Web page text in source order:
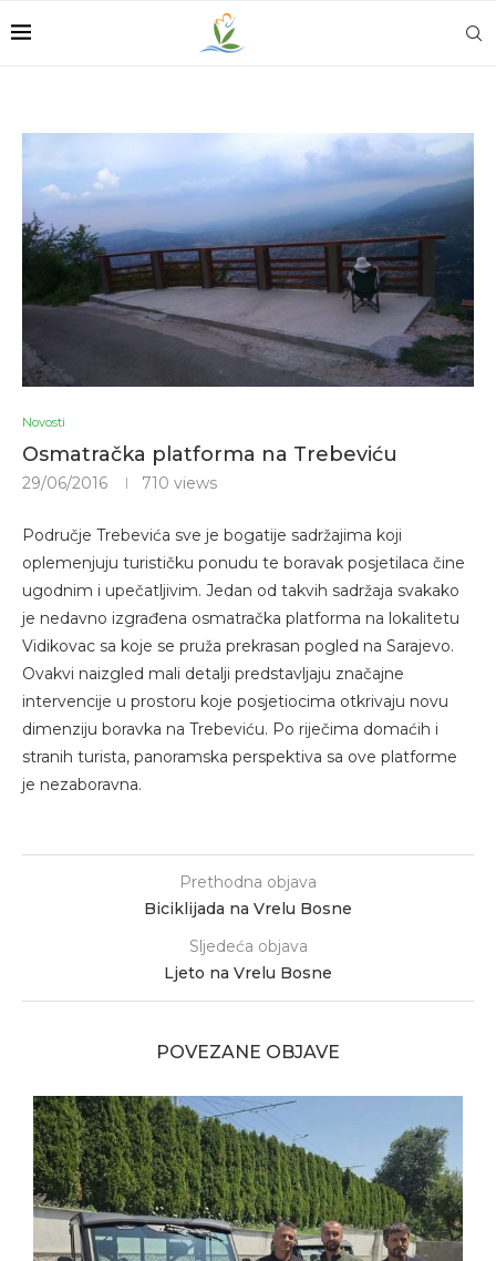
Novosti
Osmatračka platforma na Trebeviću
29/06/2016 710 views
Područje Trebevića sve je bogatije sadržajima koji
oplemenjuju turističku ponudu te boravak posjetilaca čine
ugodnim i upečatljivim. Jedan od takvih sadržaja svakako
je nedavno izgrađena osmatračka platforma na lokalitetu
Vidikovac sa koje se pruža prekrasan pogled na Sarajevo.
Ovakvi naizgled mali detalji predstavljaju značajne
intervencije u prostoru koje posjetiocima otkrivaju novu
dimenziju boravka na Trebeviću. Po riječima domaćih i
stranih turista, panoramska perspektiva sa ove platforme
je nezaboravna.
Prethodna objava
Biciklijada na Vrelu Bosne
Sljedeća objava
Ljeto na Vrelu Bosne
POVEZANE OBJAVE